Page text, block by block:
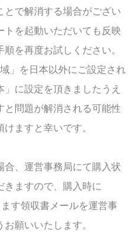
で解消する場合がござい
トを起動いただいても反映
を再度お試しください。
」を日本以外にご設定され
に設定を頂きましたうえ
と問題が解消される可能性
ますと幸いです。
合、運営事務局にて購入状
きますので、購入時に
す領収書メールを運営事
願いいたします。